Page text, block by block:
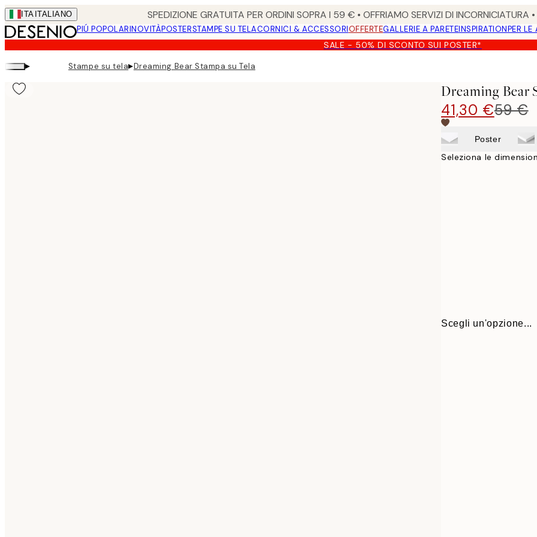
Skip
to
main
content.
ITA ITALIANO SPEDIZIONE GRATUITA PER ORDINI SOPRA I 59 € • OFFRIAMO SERVIZI DI
PIÚ POPOLARINOVITÀPOSTERSTAMPE SU TELACORNICI & ACCESSORIOFFERTEGALLERIE A PARETEINSPIRATIONPER LE
SALE - 50% DI SCONTO SUI POSTER*
▸ Stampe su tela▸Dreaming Bear Stampa su Tela
Dreaming Bear
41,30 €59 €
Poster
Seleziona le
Scegli un'opzione...